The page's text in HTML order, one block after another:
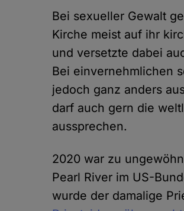
Bei sexueller Gewalt
Kirche meist auf ihr
und versetzte dabei
Bei einvernehmlichen
jedoch ganz anders
darf auch gern die
aussprechen.
2020 war zu
Pearl River im US-
wurde der damalige